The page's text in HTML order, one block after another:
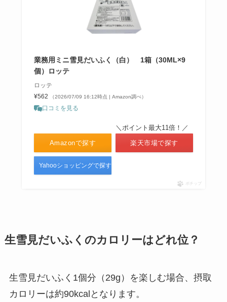
梅仁丹 製造中止の理由は？類似品
和光堂はいはいは製造中止？品薄
5 円チョコの値段はいくら？どこ
で買える？生産終了の噂は本当？
業務用ミニ雪見だいふく（白） 1箱（30ML×9
個）ロッテ
ロッテ
¥562
（2026/07/09 16:12時点 | Amazon調べ）
口コミを見る
Amazonで探す
＼ポイント最大11倍！／
楽天市場で探す
Yahooショッピングで探す
ポチップ
生雪見だいふくのカロリーはどれ位？
生雪見だいふく1個分（29g）を楽しむ場合、摂取
カロリーは約90kcalとなります。